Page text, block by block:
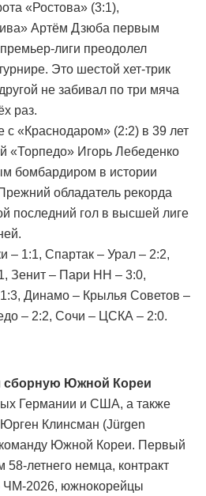
«Ростова» (3:1),
Артём Дзюба первым
лиги преодолел
Это шестой хет-трик
не забивал по три мяча
раз.
c «Краснодаром» (2:2) в 39 лет
«Торпедо» Игорь Лебеденко
бомбардиром в истории
обладатель рекорда
последний гол в высшей лиге
– 1:1, Спартак – Урал – 2:2,
Зенит – Пари НН – 3:0,
Динамо – Крылья Советов –
– 2:2, Сочи – ЦСКА – 2:0.
сборную Южной Кореи
Германии и США, а также
Клинсман (Jürgen
команду Южной Кореи. Первый
58-летнего немца, контракт
ЧМ-2026, южнокорейцы